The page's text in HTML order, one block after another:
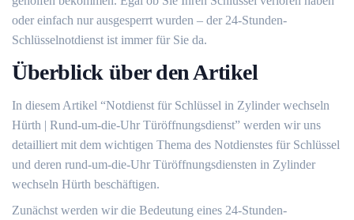
oder einfach nur ausgesperrt wurden – der 24-Stunden-
Schlüsselnotdienst ist immer für Sie da.​
Überblick über den Artikel
In diesem Artikel “Notdienst für Schlüssel in Zylinder wechseln
Hürth | Rund-um-die-Uhr Türöffnungsdienst” werden wir uns
detailliert mit dem wichtigen Thema des Notdienstes für Schlüssel
und deren rund-um-die-Uhr Türöffnungsdiensten in Zylinder
wechseln Hürth beschäftigen.​
Zunächst werden wir die Bedeutung eines 24-Stunden-